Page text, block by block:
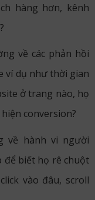
hàng hơn, kênh
về các phản hồi
ví dụ như thời gian
ở trang nào, họ
conversion?
về hành vi người
để biết họ rê chuột
vào đâu, scroll